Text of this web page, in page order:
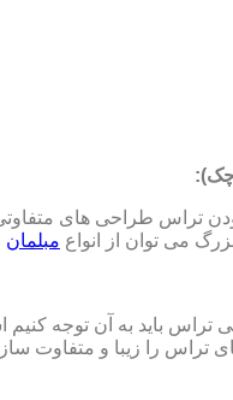
تراس طراحی های
می توان از انواع مبلمان
باید به آن توجه کنیم
تراس را زیبا و متفاوت